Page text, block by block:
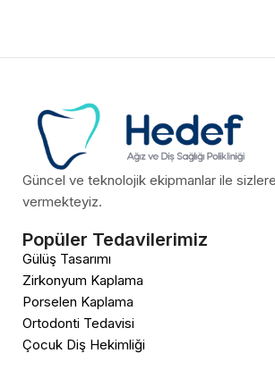
Güncel ve teknolojik ekipmanlar ile
vermekteyiz.
Popüler Tedavilerimiz
Gülüş Tasarımı
Zirkonyum Kaplama
Porselen Kaplama
Ortodonti Tedavisi
Çocuk Diş Hekimliği